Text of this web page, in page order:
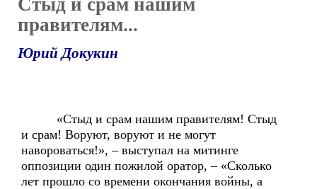
Стыд и срам нашим
правителям...
Юрий Докукин
«Стыд и срам нашим правителям! Стыд
и срам! Воруют, воруют и не могут
навороваться!», – выступал на митинге
оппозиции один пожилой оратор, – «Сколько
лет прошло со времени окончания войны, а